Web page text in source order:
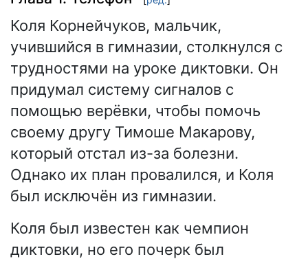
Коля Корнейчуков, мальчик,
учившийся в гимназии, столкнулся с
трудностями на уроке диктовки. Он
придумал систему сигналов с
помощью верёвки, чтобы помочь
своему другу Тимоше Макарову,
который отстал из-за болезни.
Однако их план провалился, и Коля
был исключён из гимназии.
Коля был известен как чемпион
диктовки, но его почерк был